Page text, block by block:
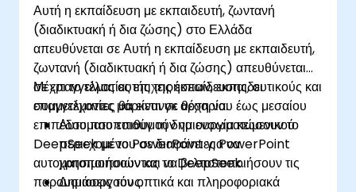
Αυτή η εκπαίδευση με εκπαιδευτή, ζωντανή
(διαδικτυακή ή δια ζώσης) στο Ελλάδα
απευθύνεται σε Αυτή η εκπαίδευση με εκπαιδευτή,
ζωντανή (διαδικτυακή ή δια ζώσης) απευθύνεται
σε επαγγελματίες επιχειρήσεων, εκπαιδευτικούς και
επαγγελματίες μάρκετινγκ αρχαρίου έως μεσαίου
επιπέδου που επιθυμούν να ενσωματώσουν το
DeepSeek με το PowerPoint για να
αυτοματοποιήσουν και να βελτιστοποιήσουν τις
παρουσιάσεις τους.
Μέχρι το τέλος αυτής της εκπαίδευσης, οι
συμμετέχοντες θα είναι σε θέση να:
Αυτοματοποιούν τη δημιουργία κειμενικού
περιεχομένου σε διαφάνειες PowerPoint
χρησιμοποιώντας το DeepSeek.
Δημιουργούν οπτικά και πληροφοριακά